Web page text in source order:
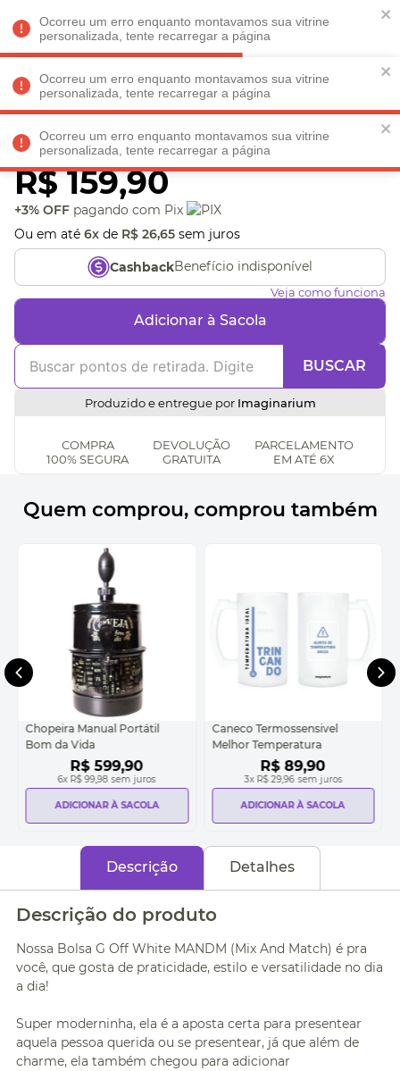
Ocorreu um erro enquanto montavamos sua vitrine
personalizada, tente recarregar a página
Ocorreu um erro enquanto montavamos sua vitrine
personalizada, tente recarregar a página
Ocorreu um erro enquanto montavamos sua vitrine
personalizada, tente recarregar a página
Faltam REGULAMENTO
Veja produtos perto de você! Informe seu CEP
Bolsa G Off White Mandm
R$ 159,90
+3% OFF pagando com Pix
Ou em até 6x de R$ 26,65 sem juros
CashbackBenefício indisponível
Veja como funciona
Adicionar à Sacola
BUSCAR
Produzido e entregue por Imaginarium
COMPRA
100% SEGURA
DEVOLUÇÃO
GRATUITA
PARCELAMENTO
EM ATÉ 6X
Quem comprou, comprou também
Chopeira Manual Portátil
Bom da Vida
R$ 599,90
6x R$ 99,98 sem juros
ADICIONAR À SACOLA
Caneco Termossensivel
Melhor Temperatura
R$ 89,90
3x R$ 29,96 sem juros
ADICIONAR À SACOLA
Descrição Detalhes
Descrição do produto
Nossa Bolsa G Off White MANDM (Mix And Match) é pra
você, que gosta de praticidade, estilo e versatilidade no dia
a dia!
Super moderninha, ela é a aposta certa para presentear
aquela pessoa querida ou se presentear, já que além de
charme, ela também chegou para adicionar